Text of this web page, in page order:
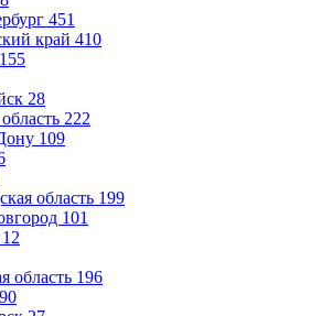
451
край 410
155
28
222
109
область 199
101
12
область 196
90